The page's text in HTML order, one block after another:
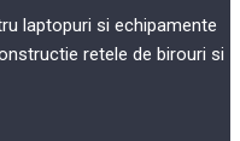
laptopuri si echipamente
retele de birouri si